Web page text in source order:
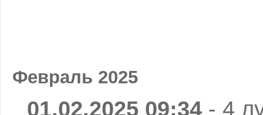
Февраль 2025
01.02.2025 09:34 - 4